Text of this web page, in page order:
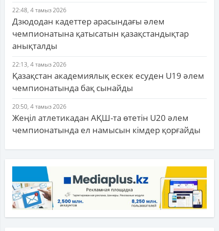
22:48, 4 тамыз 2026
Дзюдодан кадеттер арасындағы әлем
чемпионатына қатысатын қазақстандықтар
анықталды
22:13, 4 тамыз 2026
Қазақстан академиялық ескек есуден U19 әлем
чемпионатында бақ сынайды
20:50, 4 тамыз 2026
Жеңіл атлетикадан АҚШ-та өтетін U20 әлем
чемпионатында ел намысын кімдер қорғайды